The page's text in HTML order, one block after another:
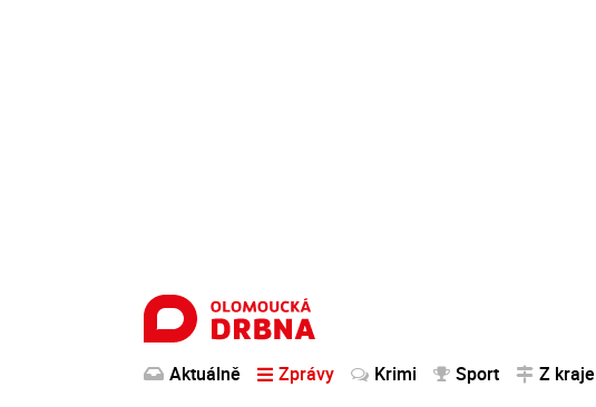
Aktuálně Zprávy Krimi Sport Z kraje